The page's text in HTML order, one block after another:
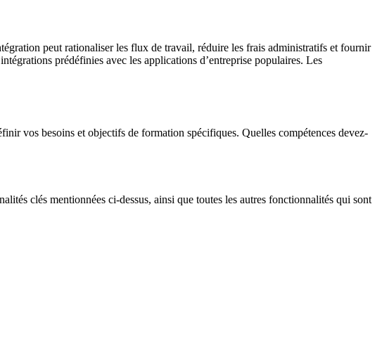
peut rationaliser les flux de travail, réduire les frais administratifs et fournir
prédéfinies avec les applications d’entreprise populaires. Les
vos besoins et objectifs de formation spécifiques. Quelles compétences devez-
clés mentionnées ci-dessus, ainsi que toutes les autres fonctionnalités qui sont